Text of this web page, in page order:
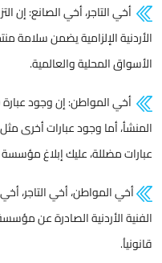
أخي التاجر، أخي الصانع: إن
الأردنية الإلزامية يضمن سلامة
الأسواق المحلية والعالمية.
عبارات مضللة، عليك إبلاغ
أخي المواطن، أخي التاجر،
الفنية الأردنية الصادرة عن
قانونياُ.